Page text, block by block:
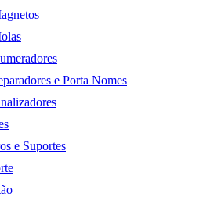
e Porta Nomes
e Suportes